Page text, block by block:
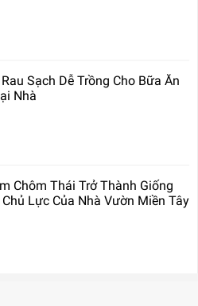
Sạch Dễ Trồng Cho Bữa Ăn
Nhà
Chôm Thái Trở Thành Giống
Chủ Lực Của Nhà Vườn Miền Tây